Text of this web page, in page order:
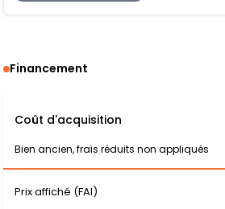
Financement
Coût d'acquisition
Bien ancien, frais réduits non appliqués
Prix affiché (FAI)